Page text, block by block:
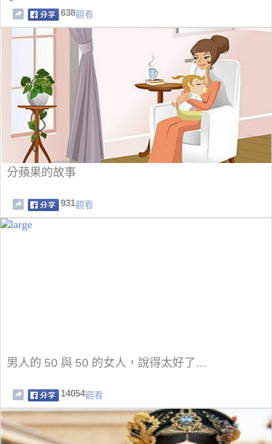
638觀看
分蘋果的故事
931觀看
男人的 50 與 50 的女人，說得太好了…
14054觀看